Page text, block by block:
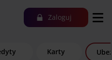
Zaloguj
Karty